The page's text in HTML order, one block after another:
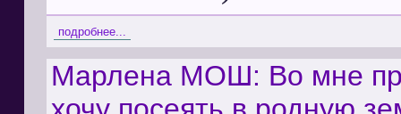
подробнее...
Марлена МОШ: Во мне